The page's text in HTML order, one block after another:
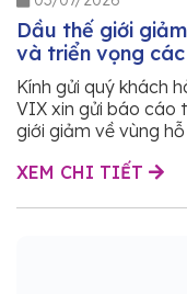
Dầu thế giới
và triển vọng
Kính gửi quý khách
VIX xin gửi báo cáo
giới giảm về vùng hỗ
XEM CHI TIẾT